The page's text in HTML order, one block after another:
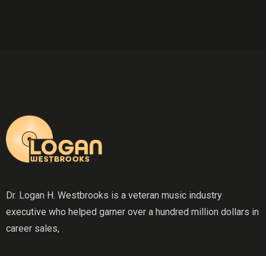
Dr. Logan H. Westbrooks is a veteran music industry
executive who helped garner over a hundred million dollars in
career sales,